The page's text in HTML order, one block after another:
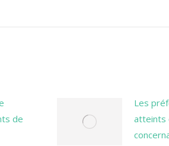
de
Les
atteints